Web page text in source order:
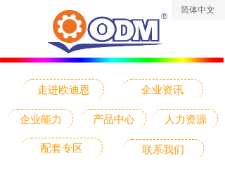
走进欧迪恩
人力资源
企业资讯
联系我们
企业能力
配套专区
ꀅ
简体中文
产品中心